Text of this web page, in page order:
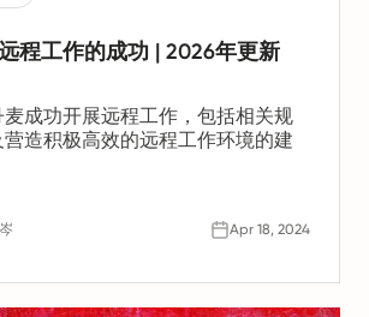
程工作的成功 | 2026年更新
成功开展远程工作，包括相关规
造积极高效的远程工作环境的建
Apr 18, 2024